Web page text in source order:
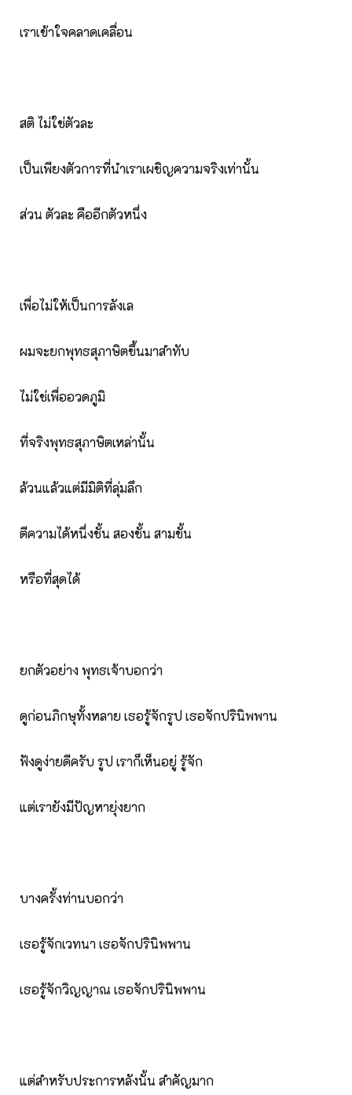
เราเข้าใจคลาดเคลื่อน
สติ ไม่ใช่ตัวละ
เป็นเพียงตัวการที่นำเราเผชิญความจริงเท่านั้น
ส่วน ตัวละ คืออีกตัวหนึ่ง
เพื่อไม่ให้เป็นการลังเล
ผมจะยกพุทธสุภาษิตขึ้นมาสำทับ
ไม่ใช่เพื่ออวดภูมิ
ที่จริงพุทธสุภาษิตเหล่านั้น
ล้วนแล้วแต่มีมิติที่ลุ่มลึก
ตีความได้หนึ่งชั้น สองชั้น สามชั้น
หรือที่สุดได้
ยกตัวอย่าง พุทธเจ้าบอกว่า
ดูก่อนภิกษุทั้งหลาย เธอรู้จักรูป เธอจักปรินิพพาน
ฟังดูง่ายดีครับ รูป เราก็เห็นอยู่ รู้จัก
แต่เรายังมีปัญหายุ่งยาก
บางครั้งท่านบอกว่า
เธอรู้จักเวทนา เธอจักปรินิพพาน
เธอรู้จักวิญญาณ เธอจักปรินิพพาน
แต่สำหรับประการหลังนั้น สำคัญมาก